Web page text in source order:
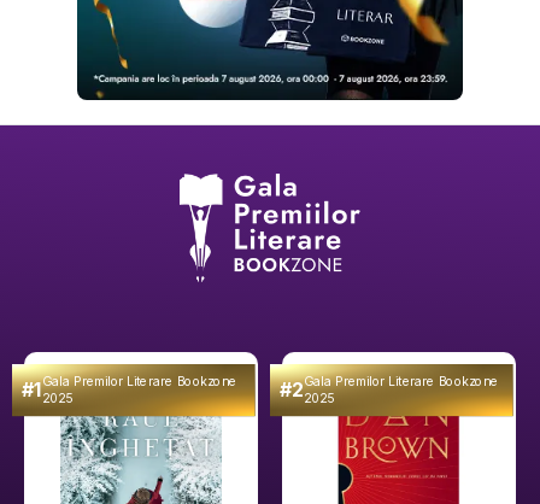
#1Gala Premilor Literare Bookzone
2025
#2Gala Premilor Literare Bookzone
2025